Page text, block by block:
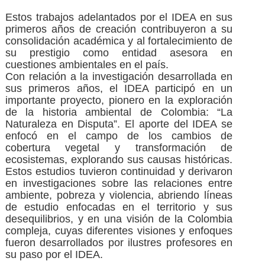
Estos trabajos adelantados por el IDEA en sus
primeros años de creación contribuyeron a su
consolidación académica y al fortalecimiento de
su prestigio como entidad asesora en
cuestiones ambientales en el país.
Con relación a la investigación desarrollada en
sus primeros años, el IDEA participó en un
importante proyecto, pionero en la exploración
de la historia ambiental de Colombia: “La
Naturaleza en Disputa”. El aporte del IDEA se
enfocó en el campo de los cambios de
cobertura vegetal y transformación de
ecosistemas, explorando sus causas históricas.
Estos estudios tuvieron continuidad y derivaron
en investigaciones sobre las relaciones entre
ambiente, pobreza y violencia, abriendo líneas
de estudio enfocadas en el territorio y sus
desequilibrios, y en una visión de la Colombia
compleja, cuyas diferentes visiones y enfoques
fueron desarrollados por ilustres profesores en
su paso por el IDEA.